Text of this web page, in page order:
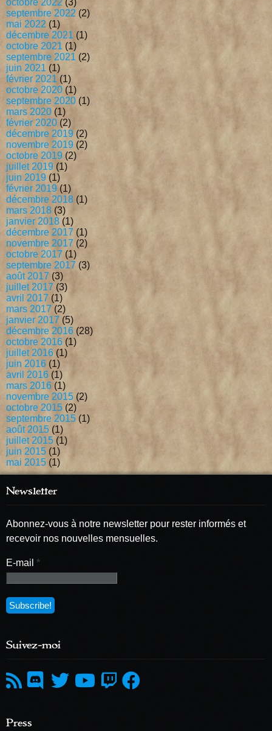
octobre 2022 (3)
septembre 2022 (2)
mai 2022 (1)
décembre 2021 (1)
octobre 2021 (1)
septembre 2021 (2)
juin 2021 (1)
février 2021 (1)
octobre 2020 (1)
septembre 2020 (1)
mars 2020 (1)
février 2020 (2)
décembre 2019 (2)
novembre 2019 (2)
octobre 2019 (2)
juillet 2019 (1)
juin 2019 (1)
février 2019(1)
décembre 2018 (1)
mars 2018 (3)
janvier 2018 (1)
décembre 2017 (1)
novembre 2017 (2)
octobre 2017 (1)
septembre 2017 (3)
août 2017 (3)
juillet 2017 (3)
avril 2017 (1)
mars 2017 (2)
janvier 2017 (5)
décembre 2016 (28)
octobre 2016 (1)
juillet 2016 (1)
juin 2016 (1)
avril 2016 (1)
mars 2016 (1)
novembre 2015 (2)
octobre 2015 (2)
septembre 2015 (1)
août 2015 (1)
juillet 2015 (1)
juin 2015 (1)
mai 2015 (1)
Newsletter
Abonnez-vous à notre newsletter pour rester informés et
recevoir nos nouvelles mensuelles.
E-mail *
Suivez-moi
Press